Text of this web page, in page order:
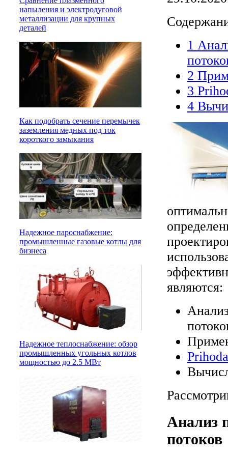
напыления и электродуговой
металлизации для крупных
деталей
Как подобрать сечение перемычек
заземления медных под ток
короткого замыкания
Надежное пароснабжение:
промышленные газовые котлы для
бизнеса
Надежное теплоснабжение: обзор
промышленных угольных котлов
мощностью до 2.5 МВт
1
2
3
4
являются:
Анализ
потоков